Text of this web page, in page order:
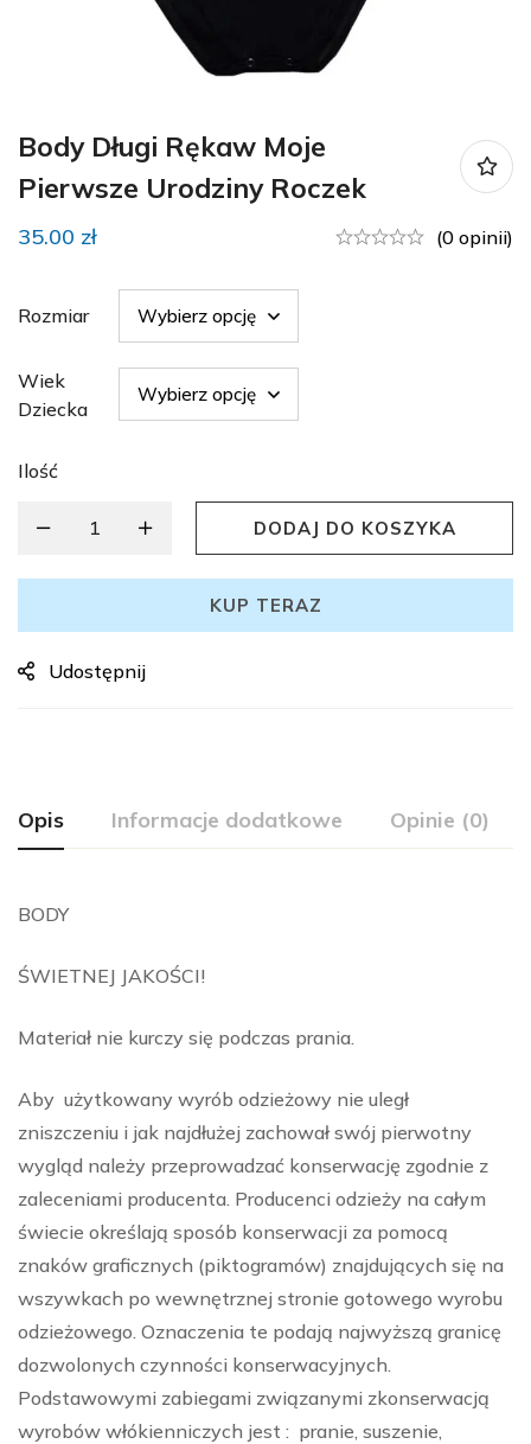
Body Długi Rękaw Moje
Pierwsze Urodziny Roczek
35.00 zł (0 opinii)
Rozmiar
Wiek
Dziecka
Ilość
DODAJ DO KOSZYKA
KUP TERAZ
Udostępnij
Opis Informacje dodatkowe Opinie (0)
BODY
ŚWIETNEJ JAKOŚCI!
Materiał nie kurczy się podczas prania.
Aby użytkowany wyrób odzieżowy nie uległ
zniszczeniu i jak najdłużej zachował swój pierwotny
wygląd należy przeprowadzać konserwację zgodnie z
zaleceniami producenta. Producenci odzieży na całym
świecie określają sposób konserwacji za pomocą
znaków graficznych (piktogramów) znajdujących się na
wszywkach po wewnętrznej stronie gotowego wyrobu
odzieżowego. Oznaczenia te podają najwyższą granicę
dozwolonych czynności konserwacyjnych.
Podstawowymi zabiegami związanymi zkonserwacją
wyrobów włókienniczych jest : pranie, suszenie,